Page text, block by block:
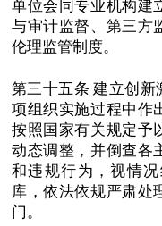
单位会同专业机构建
与审计监督、第三方
伦理监管制度。
第三十五条 建立创
项组织实施过程中作
按照国家有关规定予
动态调整，并倒查各
和违规行为，视情
库，依法依规严肃处
门。